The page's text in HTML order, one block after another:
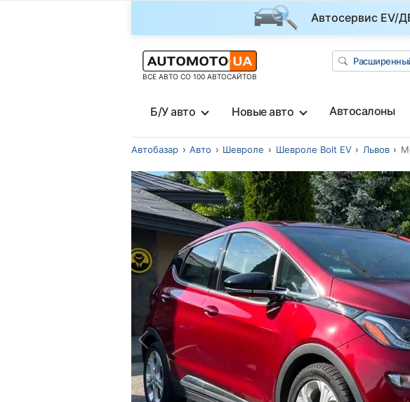
Автосервис EV/
ВСЕ АВТО СО 100 АВТОСАЙТОВ
Б/У авто Новые авто Автосалоны
Автобазар Авто Шевроле Шевроле Bolt EV Львов